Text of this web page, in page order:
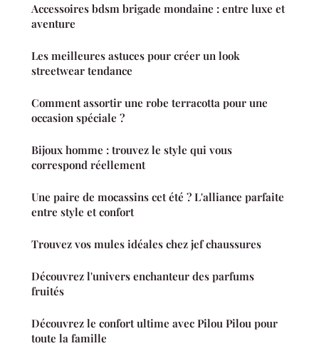
Accessoires bdsm brigade mondaine : entre luxe et
aventure
Les meilleures astuces pour créer un look
streetwear tendance
Comment assortir une robe terracotta pour une
occasion spéciale ?
Bijoux homme : trouvez le style qui vous
correspond réellement
Une paire de mocassins cet été ? L'alliance parfaite
entre style et confort
Trouvez vos mules idéales chez jef chaussures
Découvrez l'univers enchanteur des parfums
fruités
Découvrez le confort ultime avec Pilou Pilou pour
toute la famille